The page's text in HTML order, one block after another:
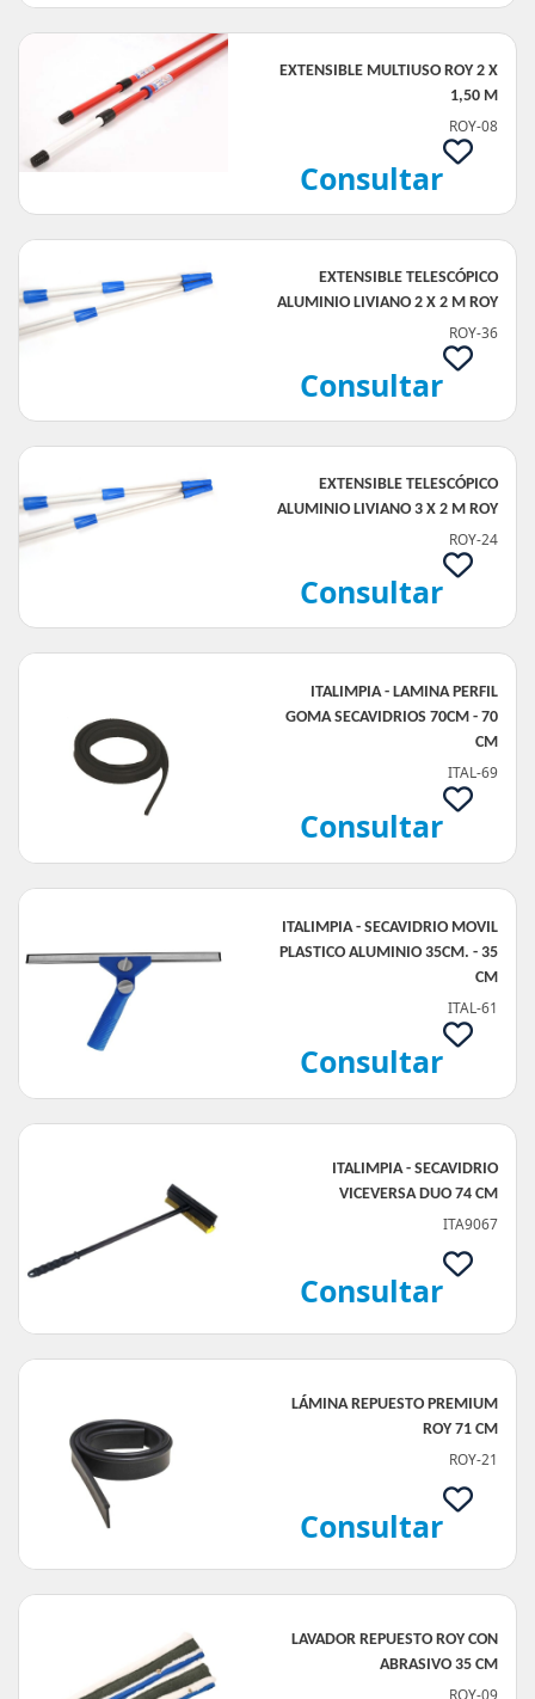
EXTENSIBLE MULTIUSO ROY 2 X
1,50 M
ROY-08
Consultar
EXTENSIBLE TELESCÓPICO
ALUMINIO LIVIANO 2 X 2 M ROY
ROY-36
Consultar
EXTENSIBLE TELESCÓPICO
ALUMINIO LIVIANO 3 X 2 M ROY
ROY-24
Consultar
ITALIMPIA - LAMINA PERFIL
GOMA SECAVIDRIOS 70CM - 70
CM
ITAL-69
Consultar
ITALIMPIA - SECAVIDRIO MOVIL
PLASTICO ALUMINIO 35CM. - 35
CM
ITAL-61
Consultar
ITALIMPIA - SECAVIDRIO
VICEVERSA DUO 74 CM
ITA9067
Consultar
LÁMINA REPUESTO PREMIUM
ROY 71 CM
ROY-21
Consultar
LAVADOR REPUESTO ROY CON
ABRASIVO 35 CM
ROY-09